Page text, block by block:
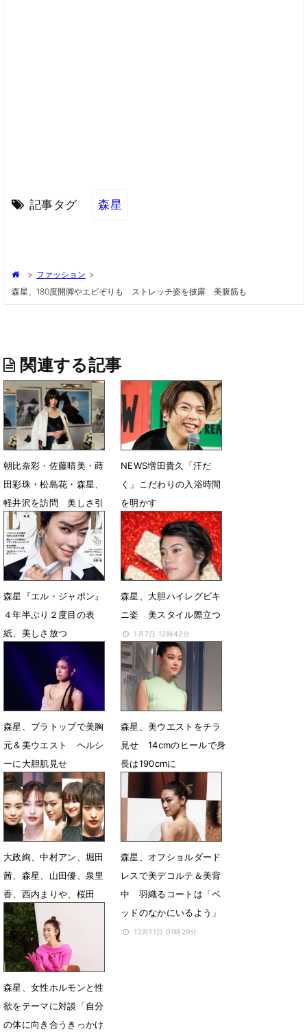
記事タグ 森星
> ファッション >
森星、180度開脚やエビぞりも ストレッチ姿を披露 美腹筋も
関連する記事
朝比奈彩・佐藤晴美・蒔
田彩珠・松島花・森星、
軽井沢を訪問 美しさ引
き立つルック
5月28日 07時42分
NEWS増田貴久「汗だ
く」こだわりの入浴時間
を明かす
6月5日 13時30分
森星『エル・ジャポン』
４年半ぶり２度目の表
紙、美しさ放つ
森星、大胆ハイレグビキ
ニ姿 美スタイル際立つ
1月7日 12時42分
森星、ブラトップで美胸
元＆美ウエスト ヘルシ
ーに大胆肌見せ
3月10日 22時55分
森星、美ウエストをチラ
見せ 14cmのヒールで身
長は190cmに
2月20日 06時56分
大政絢、中村アン、堀田
茜、森星、山田優、泉里
香、西内まりや、桜田
通、吉野北人が美の競演
12月24日 12時16分
森星、オフショルダード
レスで美デコルテ＆美背
中 羽織るコートは「ベ
ッドのなかにいるよう」
12月11日 01時29分
森星、女性ホルモンと性
欲をテーマに対談「自分
の体に向き合うきっかけ